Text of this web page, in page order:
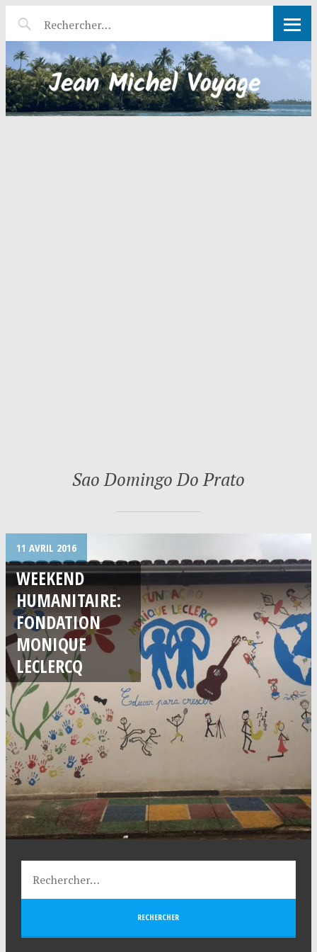
Sao Domingo Do Prato
11 AVRIL 2016
WEEKEND
HUMANITAIRE:
FONDATION
MONIQUE
LECLERCQ